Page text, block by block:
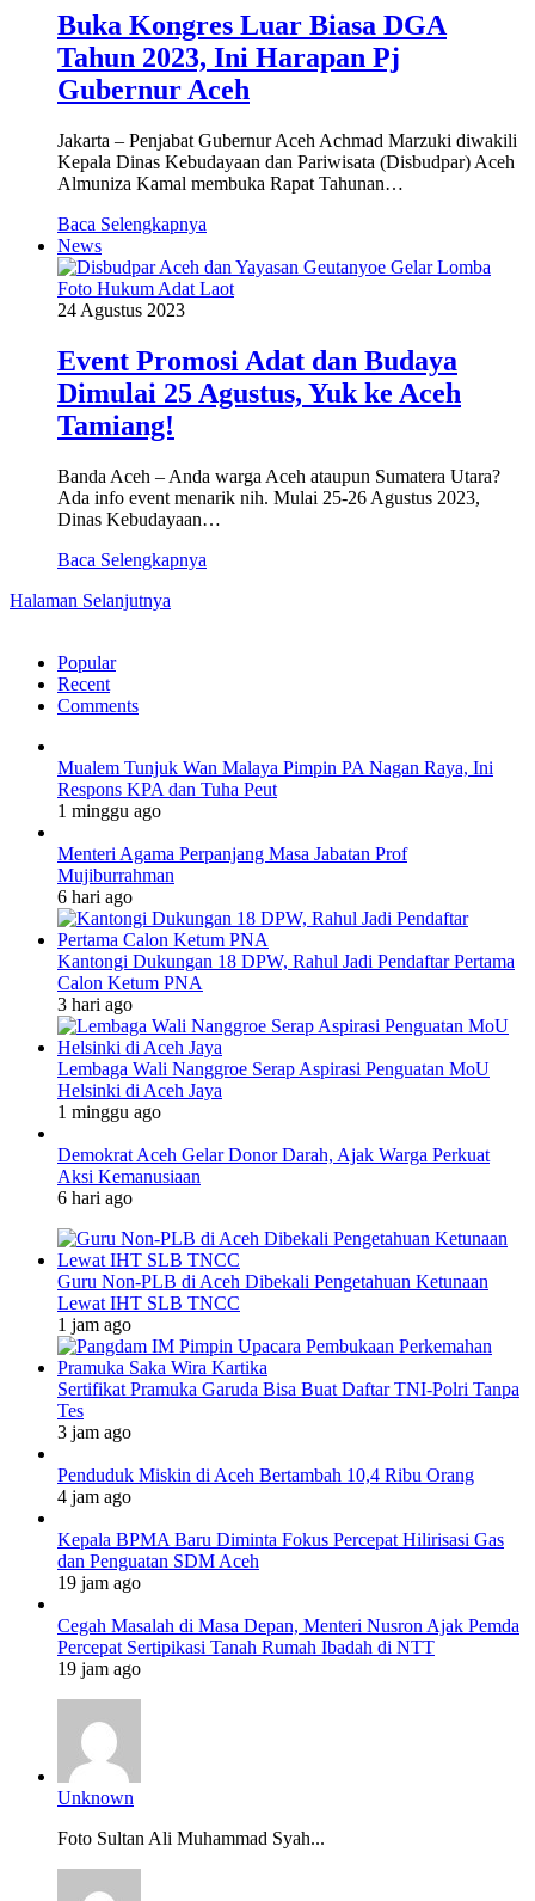
Buka Kongres Luar Biasa DGA
Tahun 2023, Ini Harapan Pj
Gubernur Aceh
Jakarta – Penjabat Gubernur Aceh Achmad Marzuki diwakili
Kepala Dinas Kebudayaan dan Pariwisata (Disbudpar) Aceh
Almuniza Kamal membuka Rapat Tahunan…
Baca Selengkapnya
News
24 Agustus 2023
Event Promosi Adat dan Budaya
Dimulai 25 Agustus, Yuk ke Aceh
Tamiang!
Banda Aceh – Anda warga Aceh ataupun Sumatera Utara?
Ada info event menarik nih. Mulai 25-26 Agustus 2023,
Dinas Kebudayaan…
Baca Selengkapnya
Halaman Selanjutnya
Popular
Recent
Comments
Mualem Tunjuk Wan Malaya Pimpin PA Nagan Raya, Ini
Respons KPA dan Tuha Peut
1 minggu ago
Menteri Agama Perpanjang Masa Jabatan Prof
Mujiburrahman
6 hari ago
Kantongi Dukungan 18 DPW, Rahul Jadi Pendaftar Pertama
Calon Ketum PNA
3 hari ago
Lembaga Wali Nanggroe Serap Aspirasi Penguatan MoU
Helsinki di Aceh Jaya
1 minggu ago
Demokrat Aceh Gelar Donor Darah, Ajak Warga Perkuat
Aksi Kemanusiaan
6 hari ago
Guru Non-PLB di Aceh Dibekali Pengetahuan Ketunaan
Lewat IHT SLB TNCC
1 jam ago
Sertifikat Pramuka Garuda Bisa Buat Daftar TNI-Polri Tanpa
Tes
3 jam ago
Penduduk Miskin di Aceh Bertambah 10,4 Ribu Orang
4 jam ago
Kepala BPMA Baru Diminta Fokus Percepat Hilirisasi Gas
dan Penguatan SDM Aceh
19 jam ago
Cegah Masalah di Masa Depan, Menteri Nusron Ajak Pemda
Percepat Sertipikasi Tanah Rumah Ibadah di NTT
19 jam ago
Unknown
Foto Sultan Ali Muhammad Syah...